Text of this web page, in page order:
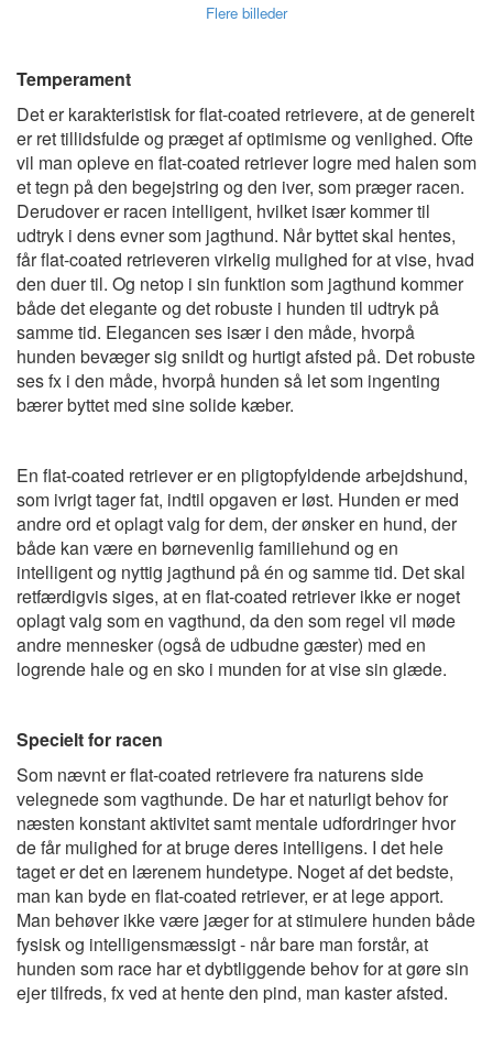
Flere billeder
Temperament
Det er karakteristisk for flat-coated retrievere, at de generelt
er ret tillidsfulde og præget af optimisme og venlighed. Ofte
vil man opleve en flat-coated retriever logre med halen som
et tegn på den begejstring og den iver, som præger racen.
Derudover er racen intelligent, hvilket især kommer til
udtryk i dens evner som jagthund. Når byttet skal hentes,
får flat-coated retrieveren virkelig mulighed for at vise, hvad
den duer til. Og netop i sin funktion som jagthund kommer
både det elegante og det robuste i hunden til udtryk på
samme tid. Elegancen ses især i den måde, hvorpå
hunden bevæger sig snildt og hurtigt afsted på. Det robuste
ses fx i den måde, hvorpå hunden så let som ingenting
bærer byttet med sine solide kæber.
En flat-coated retriever er en pligtopfyldende arbejdshund,
som ivrigt tager fat, indtil opgaven er løst. Hunden er med
andre ord et oplagt valg for dem, der ønsker en hund, der
både kan være en børnevenlig familiehund og en
intelligent og nyttig jagthund på én og samme tid. Det skal
retfærdigvis siges, at en flat-coated retriever ikke er noget
oplagt valg som en vagthund, da den som regel vil møde
andre mennesker (også de udbudne gæster) med en
logrende hale og en sko i munden for at vise sin glæde.
Specielt for racen
Som nævnt er flat-coated retrievere fra naturens side
velegnede som vagthunde. De har et naturligt behov for
næsten konstant aktivitet samt mentale udfordringer hvor
de får mulighed for at bruge deres intelligens. I det hele
taget er det en lærenem hundetype. Noget af det bedste,
man kan byde en flat-coated retriever, er at lege apport.
Man behøver ikke være jæger for at stimulere hunden både
fysisk og intelligensmæssigt - når bare man forstår, at
hunden som race har et dybtliggende behov for at gøre sin
ejer tilfreds, fx ved at hente den pind, man kaster afsted.